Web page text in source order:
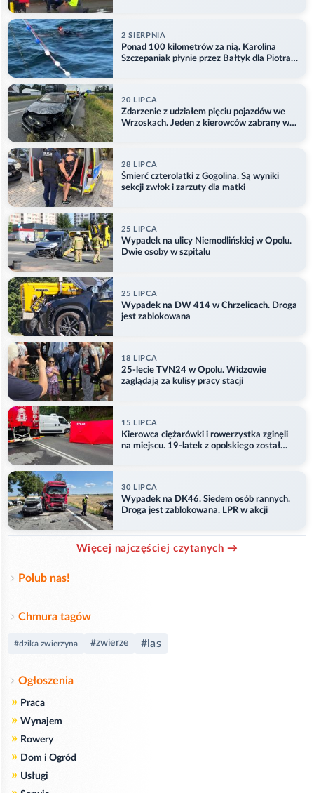
2 SIERPNIA
Ponad 100 kilometrów za nią. Karolina
Szczepaniak płynie przez Bałtyk dla Piotra.
20 LIPCA
Zdarzenie z udziałem pięciu pojazdów we
Wrzoskach. Jeden z kierowców zabrany w
28 LIPCA
Śmierć czterolatki z Gogolina. Są wyniki
sekcji zwłok i zarzuty dla matki
25 LIPCA
Wypadek na ulicy Niemodlińskiej w Opolu.
Dwie osoby w szpitalu
25 LIPCA
Wypadek na DW 414 w Chrzelicach. Droga
jest zablokowana
18 LIPCA
25-lecie TVN24 w Opolu. Widzowie
zaglądają za kulisy pracy stacji
15 LIPCA
Kierowca ciężarówki i rowerzystka zginęli
na miejscu. 19-latek z opolskiego został
30 LIPCA
Wypadek na DK46. Siedem osób rannych.
Droga jest zablokowana. LPR w akcji
Więcej najczęściej czytanych →
Polub nas!
Chmura tagów
#dzika zwierzyna #zwierze #las
Ogłoszenia
» Praca
» Wynajem
» Rowery
» Dom i Ogród
» Usługi